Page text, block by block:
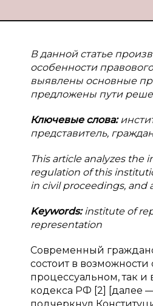
В данной статье
особенности
выявлены основные
предложены пути
Ключевые слова:
представитель,
This article analyzes the
regulation of this
in civil proceedings, and
Keywords:institute of
representation
Современный
состоит в
процессуальном, так и
кодекса РФ [2] [далее